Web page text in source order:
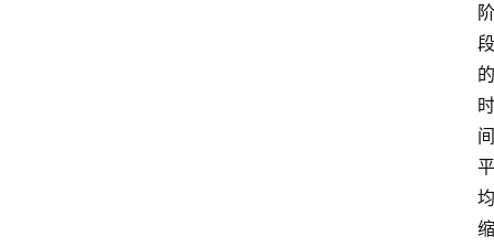
阶
段
的
时
间
平
均
缩